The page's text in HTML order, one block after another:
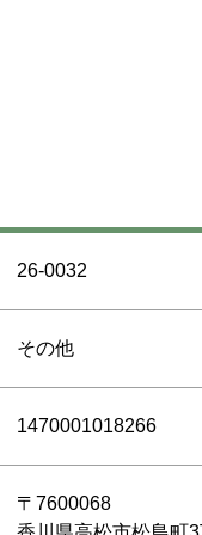
26-0032
その他
1470001018266
〒7600068